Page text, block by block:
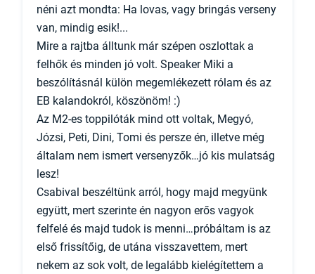
néni azt mondta: Ha lovas, vagy bringás verseny
van, mindig esik!...
Mire a rajtba álltunk már szépen oszlottak a
felhők és minden jó volt. Speaker Miki a
beszólításnál külön megemlékezett rólam és az
EB kalandokról, köszönöm! :)
Az M2-es toppilóták mind ott voltak, Megyó,
Józsi, Peti, Dini, Tomi és persze én, illetve még
általam nem ismert versenyzők…jó kis mulatság
lesz!
Csabival beszéltünk arról, hogy majd megyünk
együtt, mert szerinte én nagyon erős vagyok
felfelé és majd tudok is menni…próbáltam is az
első frissítőig, de utána visszavettem, mert
nekem az sok volt, de legalább kielégítettem a